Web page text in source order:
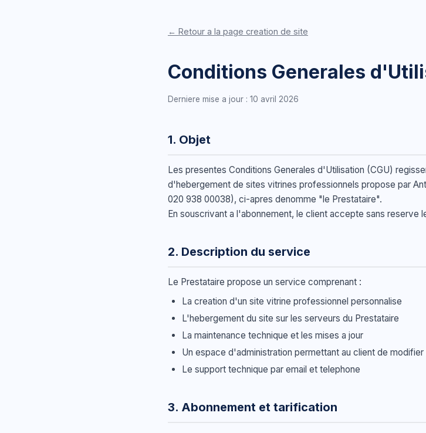
← Retour a la page creation de site
Conditions Generales
Derniere mise a jour : 10 avril 2026
1. Objet
Les presentes Conditions Generales d'Utilisation (CGU)
d'hebergement de sites vitrines professionnels propose par
020 938 00038), ci-apres denomme "le Prestataire".
En souscrivant a l'abonnement, le client accepte sans reserve
2. Description du service
Le Prestataire propose un service comprenant :
La creation d'un site vitrine professionnel personnalise
L'hebergement du site sur les serveurs du Prestataire
La maintenance technique et les mises a jour
Un espace d'administration permettant au client de
Le support technique par email et telephone
3. Abonnement et tarification